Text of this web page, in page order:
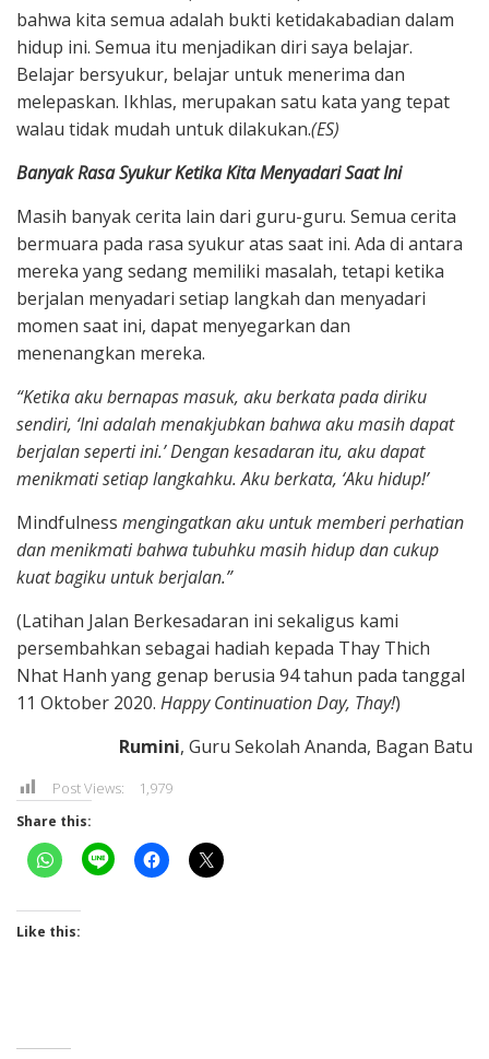
bahwa kita semua adalah bukti ketidakabadian dalam
hidup ini. Semua itu menjadikan diri saya belajar.
Belajar bersyukur, belajar untuk menerima dan
melepaskan. Ikhlas, merupakan satu kata yang tepat
walau tidak mudah untuk dilakukan.(ES)
Banyak Rasa Syukur Ketika Kita Menyadari Saat Ini
Masih banyak cerita lain dari guru-guru. Semua cerita
bermuara pada rasa syukur atas saat ini. Ada di antara
mereka yang sedang memiliki masalah, tetapi ketika
berjalan menyadari setiap langkah dan menyadari
momen saat ini, dapat menyegarkan dan
menenangkan mereka.
“Ketika aku bernapas masuk, aku berkata pada diriku
sendiri, ‘Ini adalah menakjubkan bahwa aku masih dapat
berjalan seperti ini.’ Dengan kesadaran itu, aku dapat
menikmati setiap langkahku. Aku berkata, ‘Aku hidup!’
Mindfulness mengingatkan aku untuk memberi perhatian
dan menikmati bahwa tubuhku masih hidup dan cukup
kuat bagiku untuk berjalan.”
(Latihan Jalan Berkesadaran ini sekaligus kami
persembahkan sebagai hadiah kepada Thay Thich
Nhat Hanh yang genap berusia 94 tahun pada tanggal
11 Oktober 2020. Happy Continuation Day, Thay!)
Rumini, Guru Sekolah Ananda, Bagan Batu
Post Views: 1,979
Share this:
Like this: